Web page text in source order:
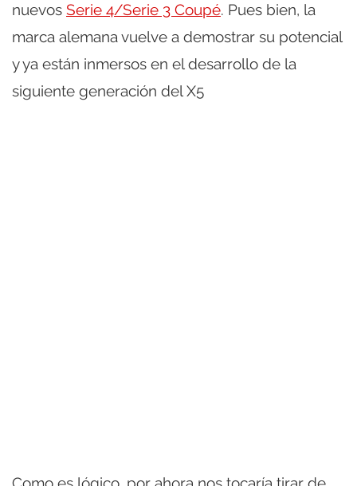
nuevos Serie 4/Serie 3 Coupé. Pues bien, la
marca alemana vuelve a demostrar su potencial
y ya están inmersos en el desarrollo de la
siguiente generación del X5